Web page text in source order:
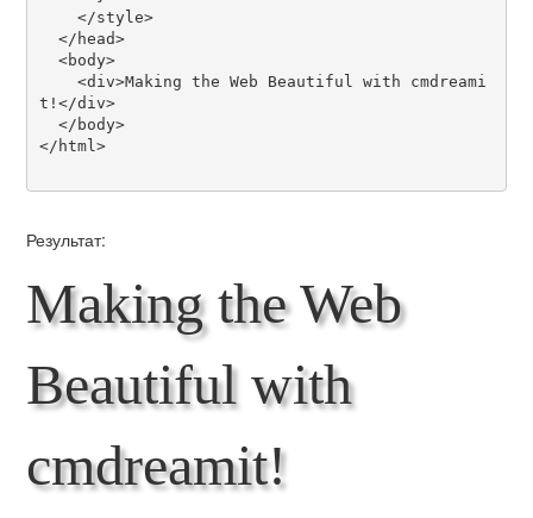
t!</div>
</html>
Результат:
Making the Web
Beautiful with
cmdreamit!